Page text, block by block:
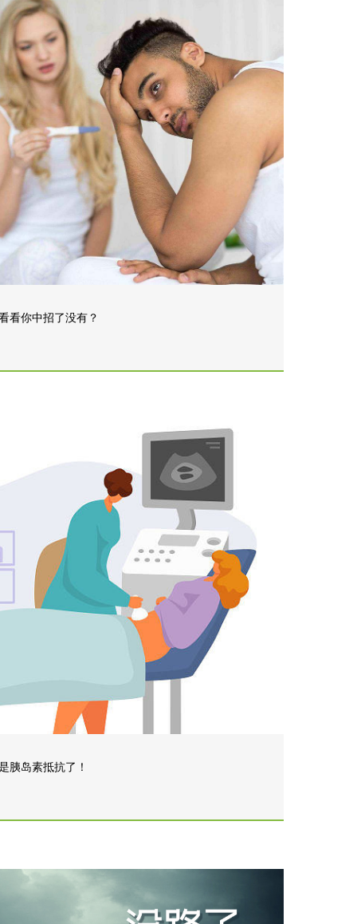
看你中招了没有？
胰岛素抵抗了！